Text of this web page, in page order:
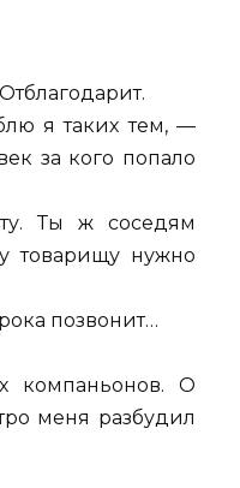
я таких тем, —
за кого попало
Ты ж соседям
товарищу нужно
позвонит…
компаньонов. О
меня разбудил